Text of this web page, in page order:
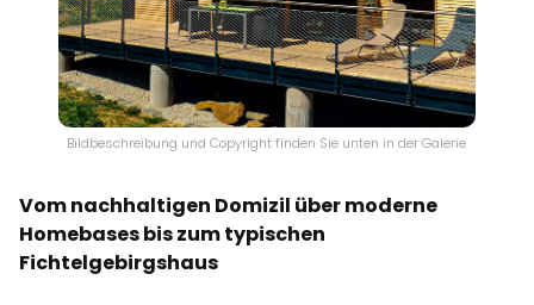
Bildbeschreibung und Copyright finden Sie unten in der Galerie.
Vom nachhaltigen Domizil über moderne
Homebases bis zum typischen
Fichtelgebirgshaus